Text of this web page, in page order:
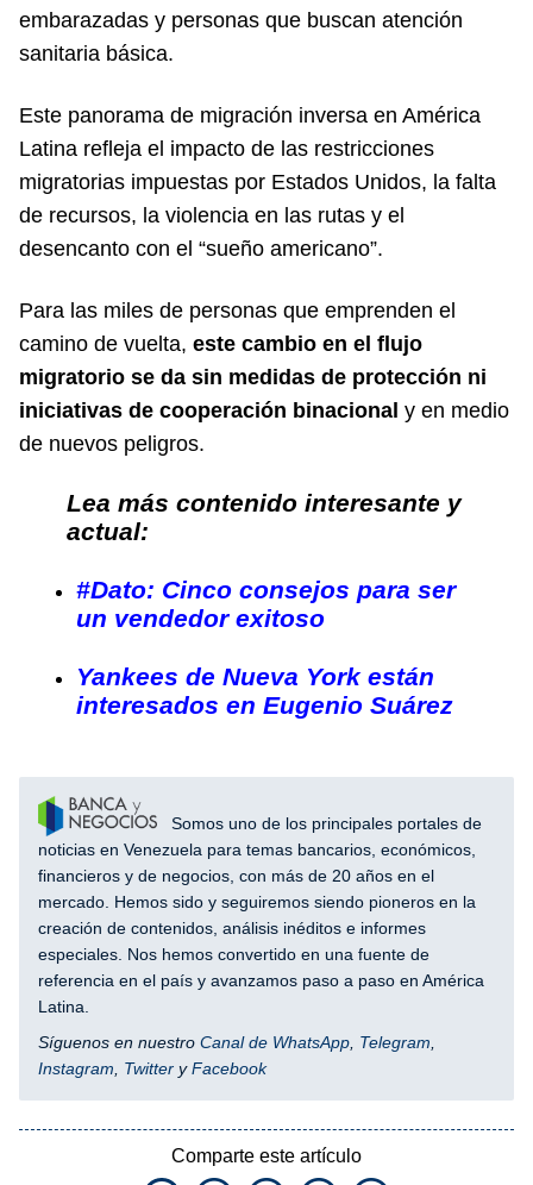
embarazadas y personas que buscan atención
sanitaria básica.
Este panorama de migración inversa en América
Latina refleja el impacto de las restricciones
migratorias impuestas por Estados Unidos, la falta
de recursos, la violencia en las rutas y el
desencanto con el “sueño americano”.
Para las miles de personas que emprenden el
camino de vuelta, este cambio en el flujo
migratorio se da sin medidas de protección ni
iniciativas de cooperación binacional y en medio
de nuevos peligros.
Lea más contenido interesante y
actual:
#Dato: Cinco consejos para ser
un vendedor exitoso
Yankees de Nueva York están
interesados en Eugenio Suárez
Somos uno de los principales portales de
noticias en Venezuela para temas bancarios, económicos,
financieros y de negocios, con más de 20 años en el
mercado. Hemos sido y seguiremos siendo pioneros en la
creación de contenidos, análisis inéditos e informes
especiales. Nos hemos convertido en una fuente de
referencia en el país y avanzamos paso a paso en América
Latina.
Síguenos en nuestro Canal de WhatsApp Telegram
Instagram
Twitter yFacebook
Comparte este artículo